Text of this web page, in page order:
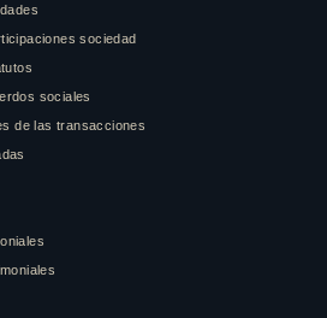
sociedad
sociales
de las transacciones